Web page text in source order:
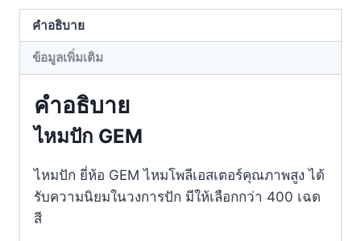
คำอธิบาย
ข้อมูลเพิ่มเติม
คำอธิบาย
ไหมปัก GEM
ไหมปัก ยี่ห้อ GEM ไหมโพลีเอสเตอร์คุณภาพสูง ได้
รับความนิยมในวงการปัก มีให้เลือกกว่า 400 เฉด
สี